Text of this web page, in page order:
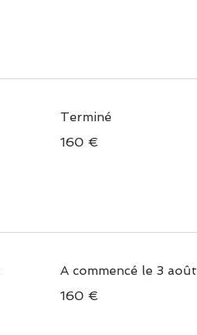
Terminé
euros
160 €
A commencé le 3 août
euros
160 €